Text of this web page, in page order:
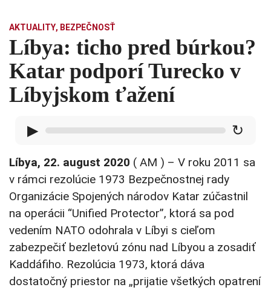
AKTUALITY, BEZPEČNOSŤ
Líbya: ticho pred búrkou?
Katar podporí Turecko v
Líbyjskom ťažení
▶ ↻
Líbya, 22. august 2020 ( AM ) – V roku 2011 sa
v rámci rezolúcie 1973 Bezpečnostnej rady
Organizácie Spojených národov Katar zúčastnil
na operácii “Unified Protector”, ktorá sa pod
vedením NATO odohrala v Líbyi s cieľom
zabezpečiť bezletovú zónu nad Líbyou a zosadiť
Kaddáfiho. Rezolúcia 1973, ktorá dáva
dostatočný priestor na „prijatie všetkých opatrení